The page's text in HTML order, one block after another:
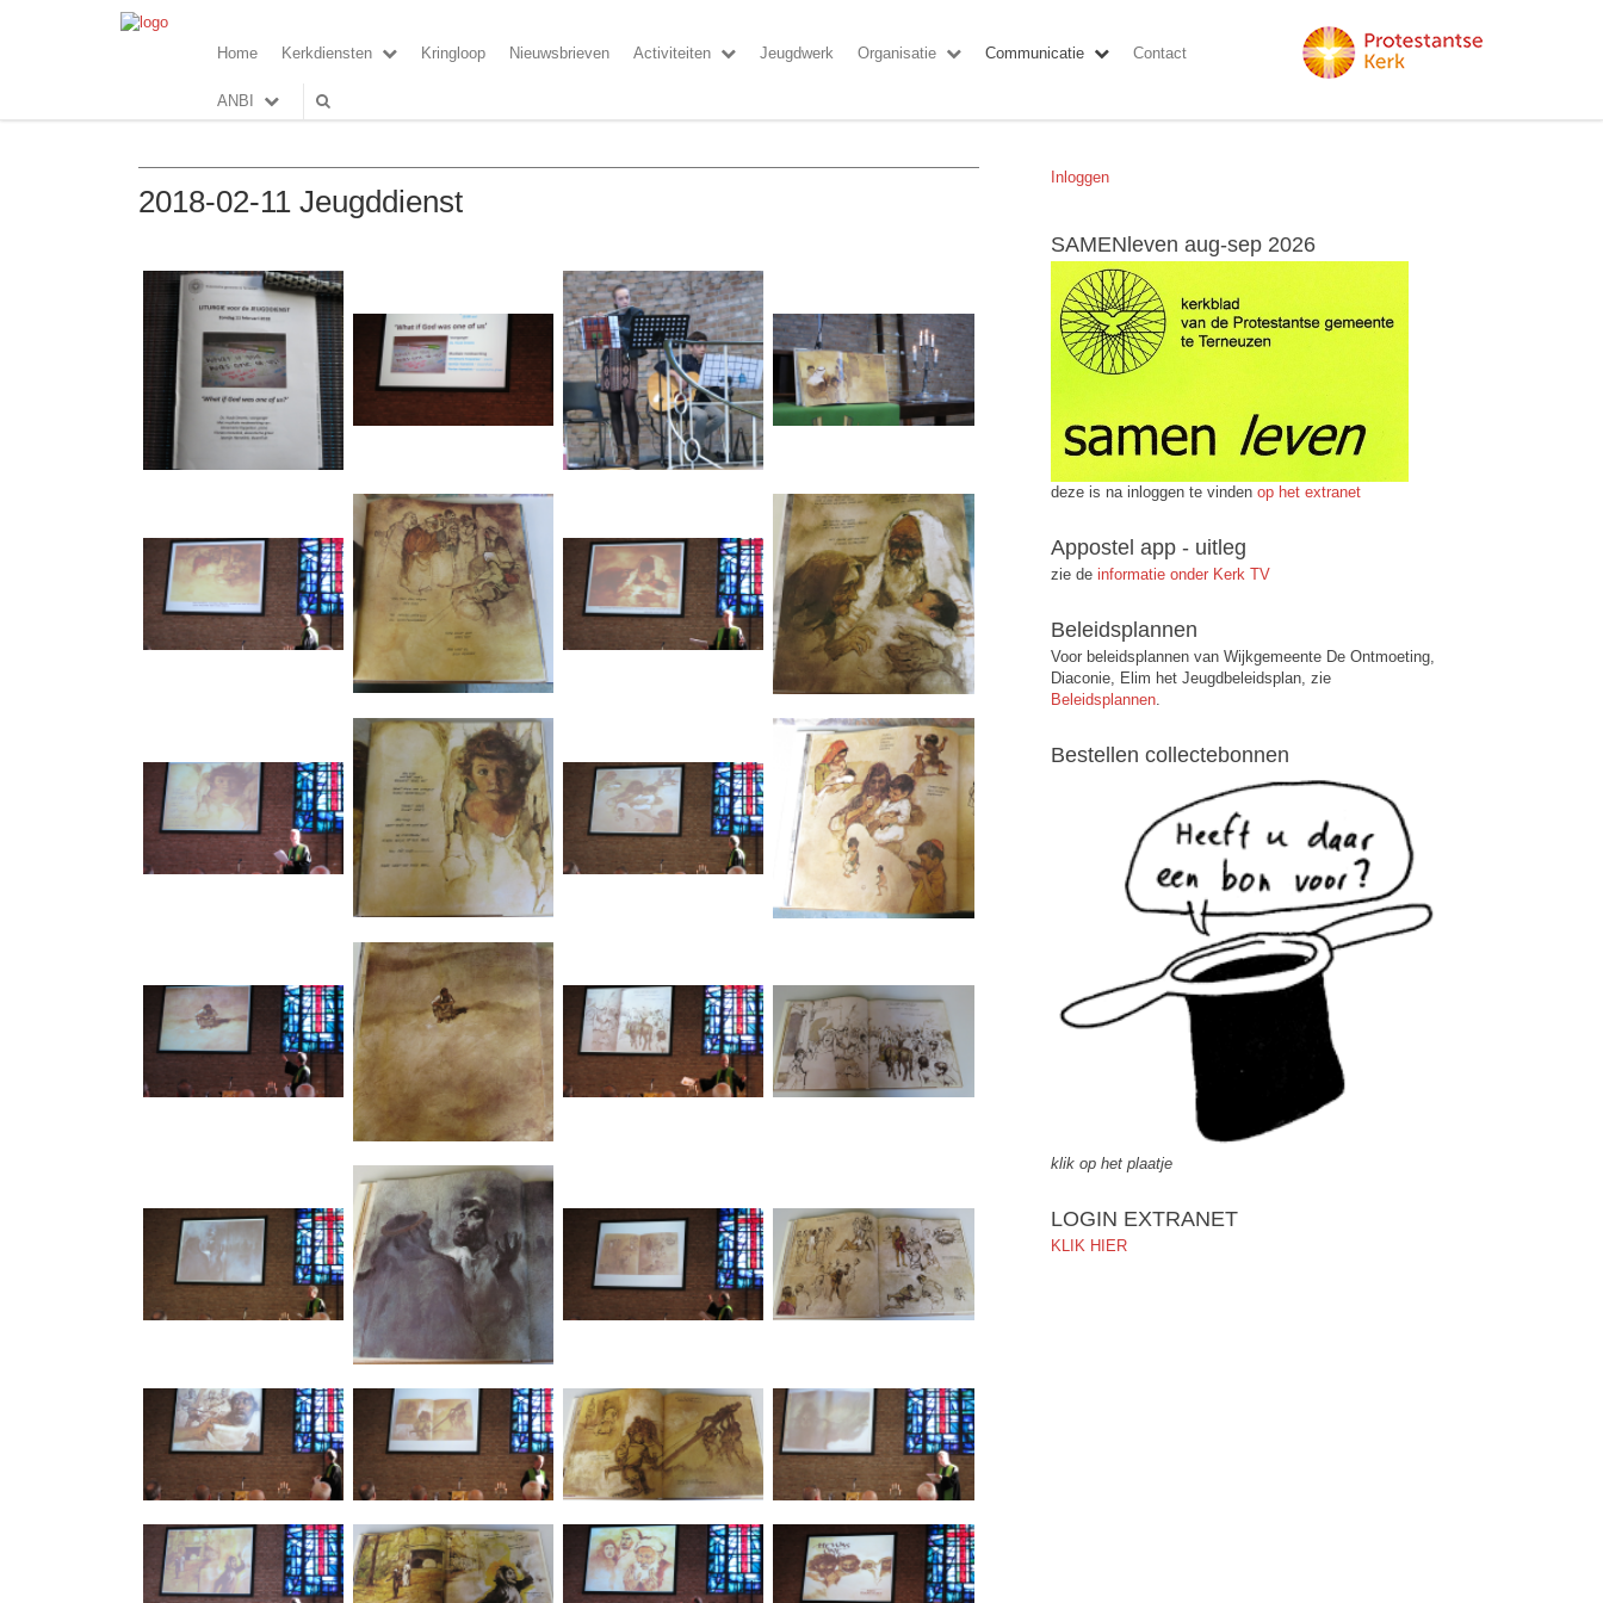
Home Kerkdiensten Kringloop Nieuwsbrieven Activiteiten Jeugdwerk Organisatie Communicatie Contact
ANBI
2018-02-11 Jeugddienst
Inloggen
SAMENleven aug-sep 2026
deze is na inloggen te vindenop het extranet
Appostel app - uitleg
zie de informatie onder Kerk TV
Beleidsplannen
Voor beleidsplannen van Wijkgemeente De Ontmoeting,
Diaconie, Elim het Jeugdbeleidsplan, zie
Beleidsplannen.
Bestellen collectebonnen
klik op het plaatje
LOGIN EXTRANET
KLIK HIER